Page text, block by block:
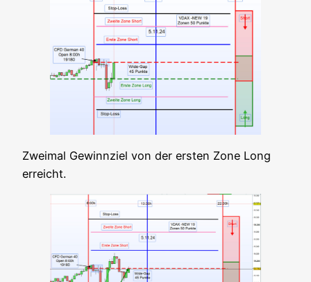
Zwei­mal Gewinn­ziel von der ers­ten Zone Long
erreicht.